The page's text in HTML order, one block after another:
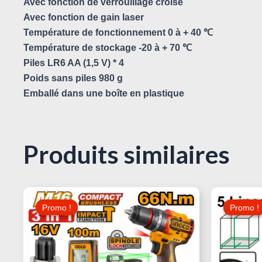
Avec fonction de verrouillage croisé
Avec fonction de gain laser
Température de fonctionnement 0 à + 40 ℃
Température de stockage -20 à + 70 ℃
Piles LR6 AA (1,5 V) * 4
Poids sans piles 980 g
Emballé dans une boîte en plastique
Produits similaires
Promo !
Promo !
Le
Prix
Initial
Était :
540,000 د.ت.
Le
Prix
Actuel
Est :
Promo !
Promo !